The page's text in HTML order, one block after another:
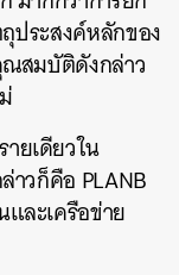
ประสงค์หลักของ
ณสมบัติดังกล่าว
ยเดียวใน
าวก็คือ PLANB
ละเครือข่าย